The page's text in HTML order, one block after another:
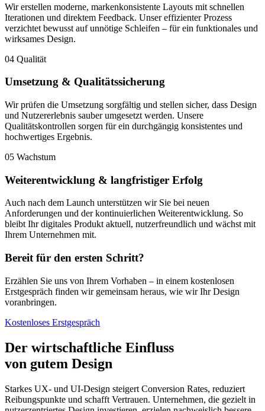
Wir erstellen moderne, markenkonsistente Layouts mit schnellen
Iterationen und direktem Feedback. Unser effizienter Prozess
verzichtet bewusst auf unnötige Schleifen – für ein funktionales und
wirksames Design.
04 Qualität
Umsetzung & Qualitätssicherung
Wir prüfen die Umsetzung sorgfältig und stellen sicher, dass Design
und Nutzererlebnis sauber umgesetzt werden. Unsere
Qualitätskontrollen sorgen für ein durchgängig konsistentes und
hochwertiges Ergebnis.
05 Wachstum
Weiterentwicklung & langfristiger Erfolg
Auch nach dem Launch unterstützen wir Sie bei neuen
Anforderungen und der kontinuierlichen Weiterentwicklung. So
bleibt Ihr digitales Produkt aktuell, nutzerfreundlich und wächst mit
Ihrem Unternehmen mit.
Bereit für den ersten Schritt?
Erzählen Sie uns von Ihrem Vorhaben – in einem kostenlosen
Erstgespräch finden wir gemeinsam heraus, wie wir Ihr Design
voranbringen.
Kostenloses Erstgespräch
Der wirtschaftliche Einfluss
von gutem Design
Starkes UX- und UI-Design steigert Conversion Rates, reduziert
Reibungspunkte und schafft Vertrauen. Unternehmen, die gezielt in